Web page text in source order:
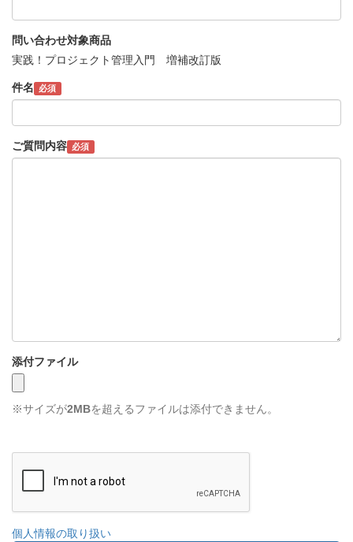
問い合わせ対象商品
実践！プロジェクト管理入門 増補改訂版
件名 必須
ご質問内容 必須
添付ファイル
※サイズが2MBを超えるファイルは添付できません。
個人情報の取り扱い